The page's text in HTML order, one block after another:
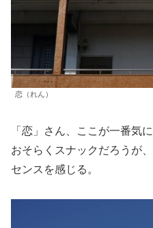
恋（れん）
「恋」さん、ここが一番気
おそらくスナックだろうが
センスを感じる。